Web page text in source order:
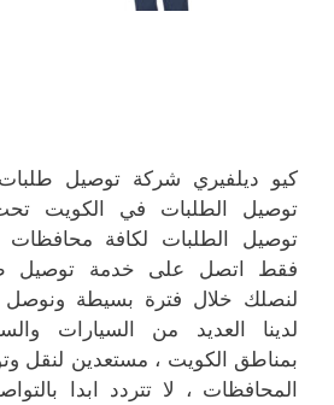
كيو ديلفيري شركة توصيل
توصيل الطلبات في الكويت
توصيل الطلبات لكافة محافظات
فقط اتصل على خدمة توصيل
لنصلك خلال فترة بسيطة
لدينا العديد من السيارات
بمناطق الكويت ، مستعدين لنقل
المحافظات ، لا تتردد ابدا